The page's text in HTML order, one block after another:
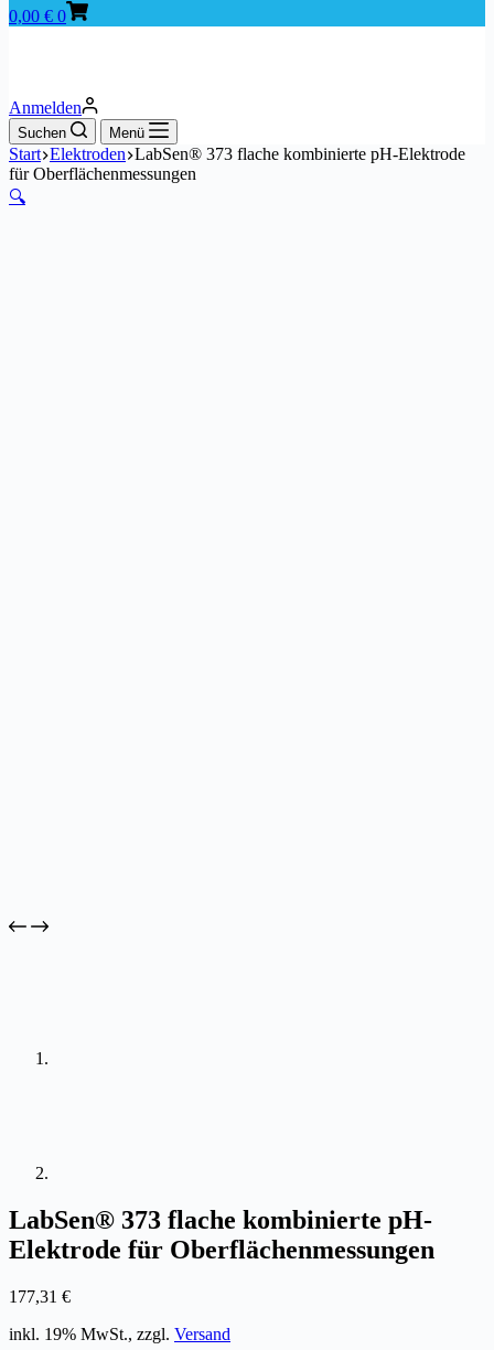
Warenkorb
0,00 € 0
Anmelden
Suchen Menü
Start Elektroden LabSen® 373 flache kombinierte pH-Elektrode
für Oberflächenmessungen
🔍
LabSen® 373 flache kombinierte pH-
Elektrode für Oberflächenmessungen
177,31 €
inkl. 19% MwSt., zzgl. Versand